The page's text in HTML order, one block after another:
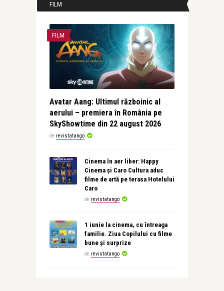
FILM
FILM
Avatar Aang: Ultimul războinic al
aerului – premiera în România pe
SkyShowtime din 22 august 2026
de revistatango
Cinema în aer liber: Happy
Cinema și Caro Cultura aduc
filme de artă pe terasa Hotelului
Caro
de revistatango
1 iunie la cinema, cu întreaga
familie. Ziua Copilului cu filme
bune și surprize
de revistatango